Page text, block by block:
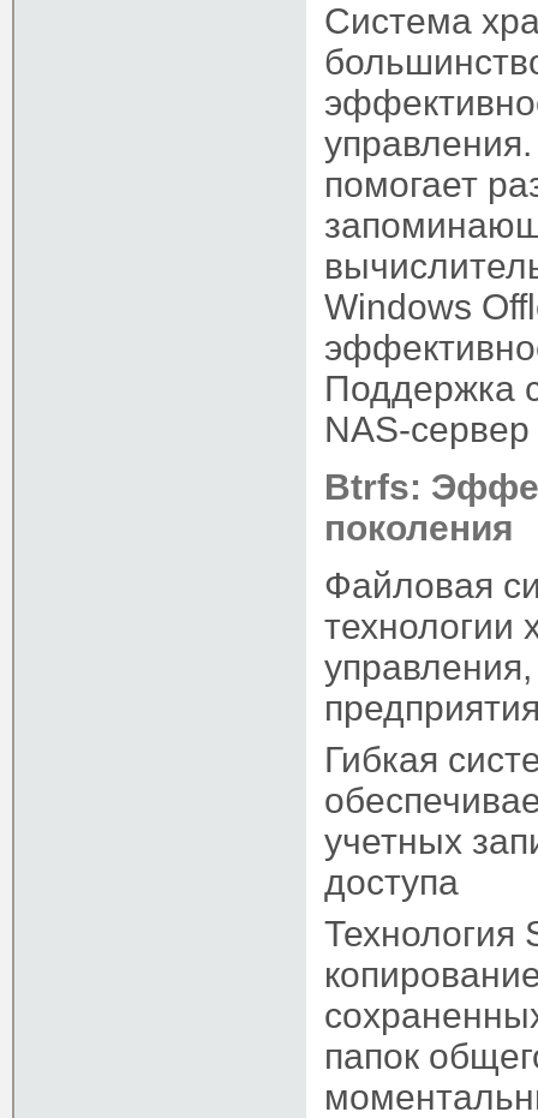
Система
помогает
Windows
Поддержка
NAS-
Btrfs:
поколения
Файловая
технологии
Гибкая
учетных
доступа
Технология
папок